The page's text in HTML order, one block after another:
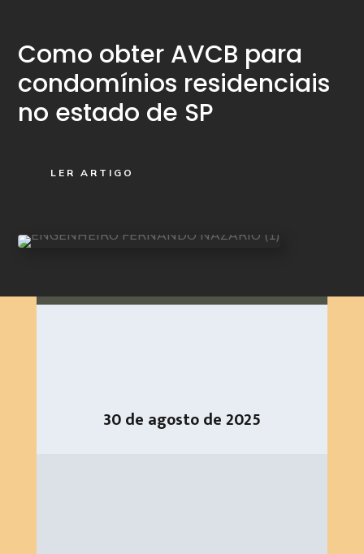
Como obter AVCB para
condomínios residenciais
no estado de SP
LER ARTIGO
30 de agosto de 2025